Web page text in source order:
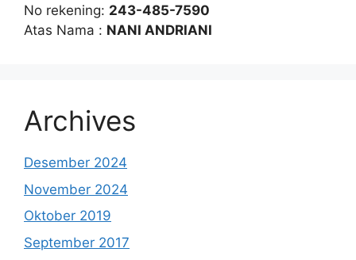
No rekening: 243-485-7590
Atas Nama : NANI ANDRIANI
Archives
Desember 2024
November 2024
Oktober 2019
September 2017